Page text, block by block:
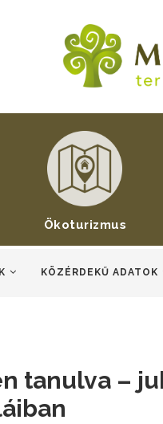
Ökoturizmus
KÖZÉRDEKŰ ADATOK
tanulva –